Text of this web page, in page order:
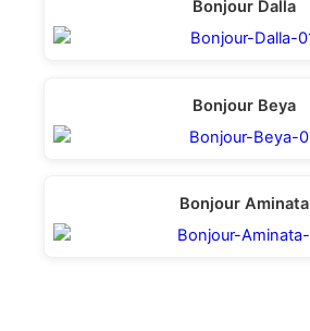
Bonjour Dalla
Bonjour Beya
Bonjour Aminata